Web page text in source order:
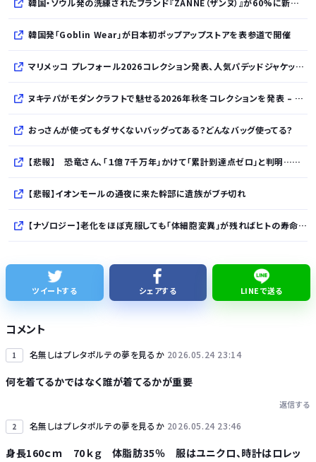
韓国・ソウル発の洗練されたブランド『ZANNE（ザンヌ）』が60%に新規入店、モダン×エフォートレスなコレクションを展開
韓国発「Goblin Wear」が日本初ポップアップストアを表参道で開催
マリメッコ プレフォール2026コレクション発表、人気パデッドジャケットの日本限定カラーも登場
ヌキテパがモダンクラフトで魅せる2026年秋冬コレクションを発表 – インド・アムリトサルで織り上げたウールなど手仕事の美しさを現代的に昇華
おっさんが使ってもダサくないバッグってある？どんなバッグ使ってる？
【悲報】 恐竜さん、「１億７千万年」かけて「累計到達点ゼロ」と判明………
【悲報】イオンモールの通夜に来た幹部に遺族がブチ切れ
【ナゾロジー】老化をほぼ克服しても「体細胞変異」が残ればヒトの寿命は156年、数理モデルで推定
清水アキラの息子・清水良太郎さん死去で、落語家・柳家小はだが「いじめ」「暴行」被害告発
全国知事会「外国人は日本人と同じ生活者で、地域の担い手。多文化共生の実現に国が責任を持って取り組むよう強く要請する」
Powered by livedoor 相互RSS
ツイートする シェアする LINEで送る
コメント
1 名無しはプレタポルテの夢を見るか 2026.05.24 23:14
何を着てるかではなく誰が着てるかが重要
返信する
2 名無しはプレタポルテの夢を見るか 2026.05.24 23:46
身長160ｃｍ 70ｋｇ 体脂肪35％ 服はユニクロ、時計はロレッ